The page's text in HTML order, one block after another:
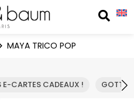
MAYA TRICO POP
E-CARTES CADEAUX ! GOTTA
cookies